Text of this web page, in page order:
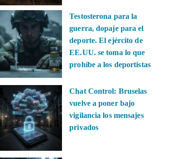
Testosterona para la
guerra, dopaje para el
deporte. El ejército de
EE.UU. se toma lo que
prohíbe a los deportistas
Chat Control: Bruselas
vuelve a poner bajo
vigilancia los mensajes
privados